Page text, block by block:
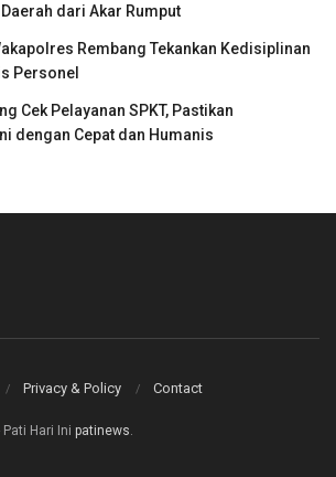
dari Akar Rumput
Rembang Tekankan Kedisiplinan
Personel
Cek Pelayanan SPKT, Pastikan
dengan Cepat dan Humanis
Privacy & Policy Contact
Pati Hari Ini patinews.